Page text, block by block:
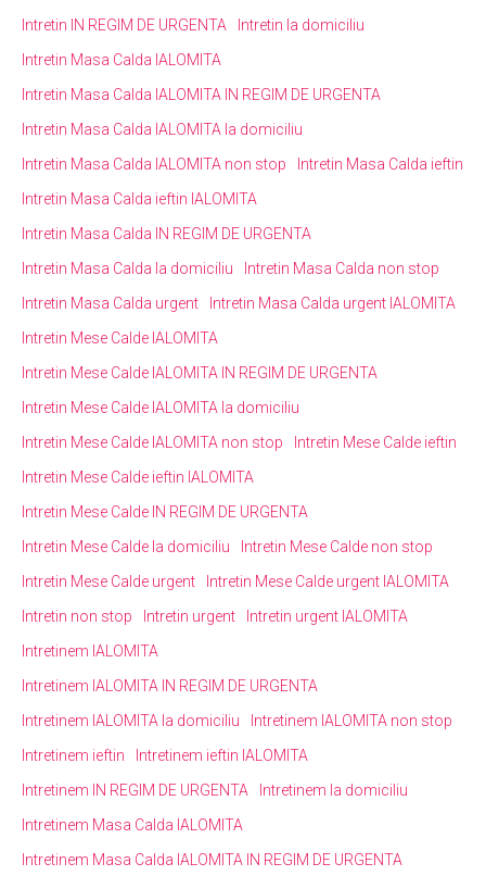
Intretin IN REGIM DE URGENTA
Intretin la domiciliu
Intretin Masa Calda IALOMITA
Intretin Masa Calda IALOMITA IN REGIM DE URGENTA
Intretin Masa Calda IALOMITA la domiciliu
Intretin Masa Calda IALOMITA non stop
Intretin Masa Calda ieftin
Intretin Masa Calda ieftin IALOMITA
Intretin Masa Calda IN REGIM DE URGENTA
Intretin Masa Calda la domiciliu
Intretin Masa Calda non stop
Intretin Masa Calda urgent
Intretin Masa Calda urgent IALOMITA
Intretin Mese Calde IALOMITA
Intretin Mese Calde IALOMITA IN REGIM DE URGENTA
Intretin Mese Calde IALOMITA la domiciliu
Intretin Mese Calde IALOMITA non stop
Intretin Mese Calde ieftin
Intretin Mese Calde ieftin IALOMITA
Intretin Mese Calde IN REGIM DE URGENTA
Intretin Mese Calde la domiciliu
Intretin Mese Calde non stop
Intretin Mese Calde urgent
Intretin Mese Calde urgent IALOMITA
Intretin non stop
Intretin urgent
Intretin urgent IALOMITA
Intretinem IALOMITA
Intretinem IALOMITA IN REGIM DE URGENTA
Intretinem IALOMITA la domiciliu
Intretinem IALOMITA non stop
Intretinem ieftin
Intretinem ieftin IALOMITA
Intretinem IN REGIM DE URGENTA
Intretinem la domiciliu
Intretinem Masa Calda IALOMITA
Intretinem Masa Calda IALOMITA IN REGIM DE URGENTA